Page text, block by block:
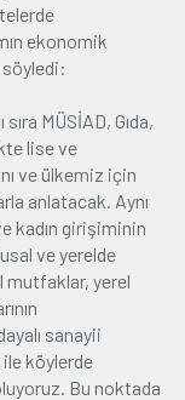
ekonomik
söyledi:
MÜSİAD, Gıda,
lise ve
ve ülkemiz için
anlatacak. Aynı
kadın girişiminin
ve yerelde
mutfaklar, yerel
sanayii
ile köylerde
Bu noktada